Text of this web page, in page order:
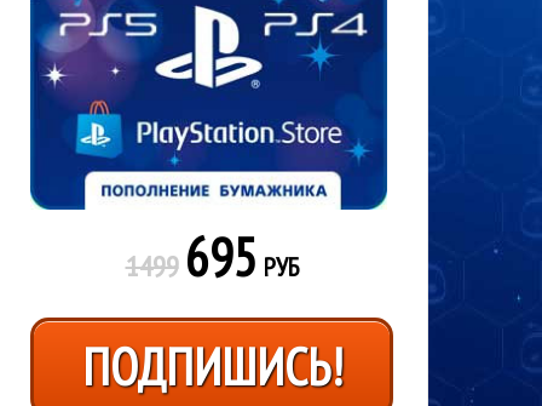
1499 695 РУБ
ПОДПИШИСЬ!